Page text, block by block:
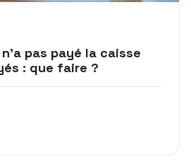
pas payé la caisse
: que faire ?